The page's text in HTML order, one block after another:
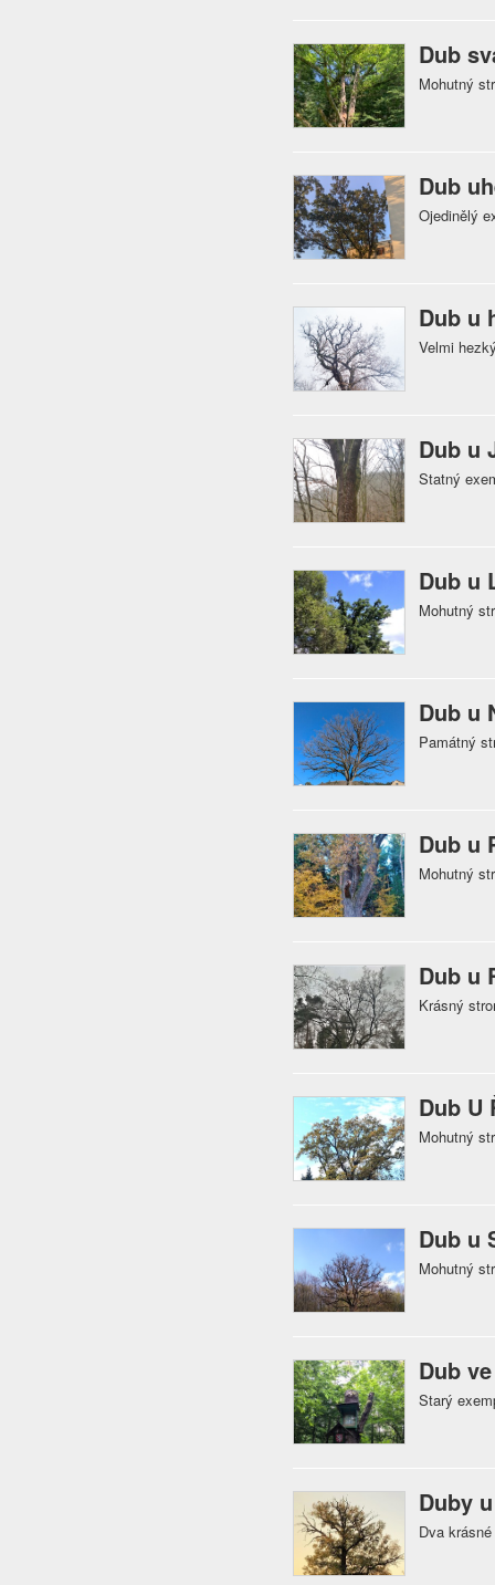
Dub
Mohutný
Dub
Ojedinělý
Dub u
Velmi
Dub u
Statný
Dub u
Mohutný
Dub u
Památný
Dub u
Mohutný
Dub u
Krásný
Dub U
Mohutný
Dub u
Mohutný
Dub
Starý
Duby
Dva